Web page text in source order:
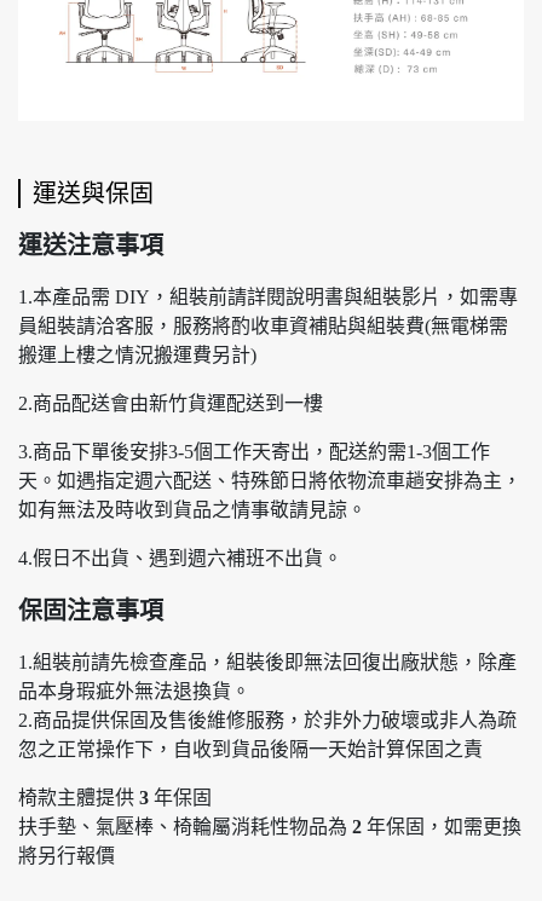
運送與保固
運送注意事項
1.本產品需 DIY，組裝前請詳閱說明書與組裝影片，如需專
員組裝請洽客服，服務將酌收車資補貼與組裝費(無電梯需
搬運上樓之情況搬運費另計)
2.商品配送會由新竹貨運配送到一樓
3.商品下單後安排3-5個工作天寄出，配送約需1-3個工作
天。如遇指定週六配送、特殊節日將依物流車趟安排為主，
如有無法及時收到貨品之情事敬請見諒。
4.假日不出貨、遇到週六補班不出貨。
保固注意事項
1.組裝前請先檢查產品，組裝後即無法回復出廠狀態，除產
品本身瑕疵外無法退換貨。
2.商品提供保固及售後維修服務，於非外力破壞或非人為疏
忽之正常操作下，自收到貨品後隔一天始計算保固之責
椅款主體提供 3 年保固
扶手墊、氣壓棒、椅輪屬消耗性物品為 2 年保固，如需更換
將另行報價